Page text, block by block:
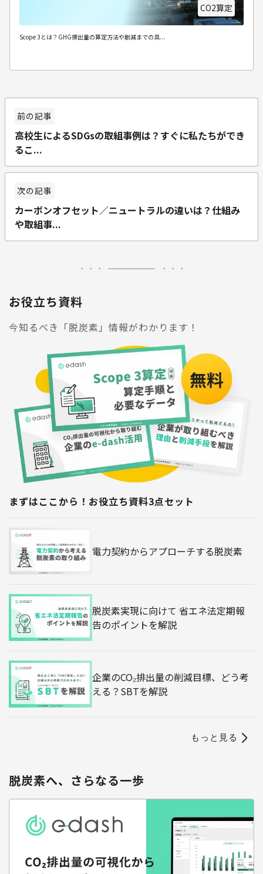
CO2算定
Scope 3とは？GHG排出量の算定方法や削減までの具...
高校生によるSDGsの取組事例は？すぐに私たちができ
るこ...
カーボンオフセット／ニュートラルの違いは？仕組み
や取組事...
お役立ち資料
今知るべき「脱炭素」情報がわかります！
まずはここから！お役立ち資料3点セット
電力契約からアプローチする脱炭素
脱炭素実現に向けて 省エネ法定期報
告のポイントを解説
企業のCO₂排出量の削減目標、どう考
える？SBTを解説
もっと見る
脱炭素へ、さらなる一歩